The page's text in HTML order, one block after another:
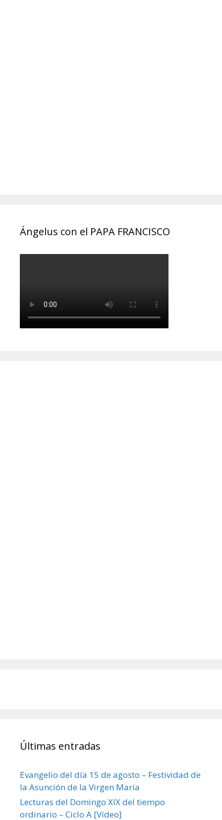
Ángelus con el PAPA FRANCISCO
Últimas entradas
Evangelio del día 15 de agosto – Festividad de
la Asunción de la Virgen María
Lecturas del Domingo XIX del tiempo
ordinario – Ciclo A [Vídeo]